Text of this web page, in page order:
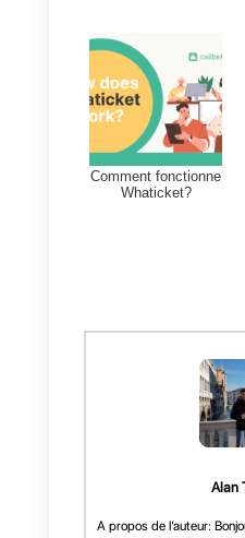
intégrations
applications
fait une
pour ceux
commerce
En outre,
à utiliser